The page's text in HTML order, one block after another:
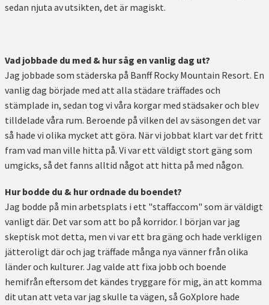
sedan njuta av utsikten, det är magiskt.
Vad jobbade du med & hur såg en vanlig dag ut?
Jag jobbade som städerska på Banff Rocky Mountain Resort. En
vanlig dag började med att alla städare träffades och
stämplade in, sedan tog vi våra korgar med städsaker och blev
tilldelade våra rum. Beroende på vilken del av säsongen det var
så hade vi olika mycket att göra. När vi jobbat klart var det fritt
fram vad man ville hitta på. Vi var ett väldigt stort gäng som
umgicks, så det fanns alltid något att hitta på med någon.
Hur bodde du & hur ordnade du boendet?
Jag bodde på min arbetsplats i ett "staffaccom" som är väldigt
vanligt där. Det var som att bo på korridor. I början var jag
skeptisk mot detta, men vi var ett bra gäng och hade verkligen
jätteroligt där och jag träffade många nya vänner från olika
länder och kulturer. Jag valde att fixa jobb och boende
hemifrån eftersom det kändes tryggare för mig, än att komma
dit utan att veta var jag skulle ta vägen, så GoXplore hade